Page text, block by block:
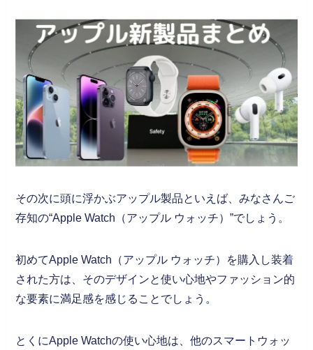
その次に頭に浮かぶアップル製品といえば、みなさんご
存知の“Apple Watch（アップル ウォッチ）”でしょう。
初めてApple Watch（アップル ウォッチ）を購入し装着
された方は、そのデザインと使い心地やファッション的
な要素に満足感を感じることでしょう。
とくにApple Watchの使い心地は、他のスマートウォッ